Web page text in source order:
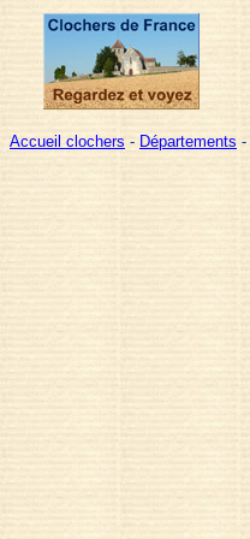
Accueil clochers - Départements -